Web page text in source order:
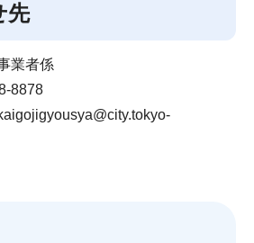
先
業者係
8878